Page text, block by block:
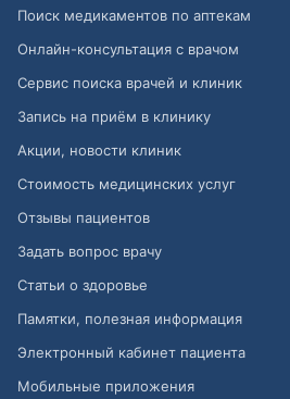
Поиск медикаментов по аптекам
Онлайн-консультация с врачом
Сервис поиска врачей и клиник
Запись на приём в клинику
Акции, новости клиник
Стоимость медицинских услуг
Отзывы пациентов
Задать вопрос врачу
Статьи о здоровье
Памятки, полезная информация
Электронный кабинет пациента
Мобильные приложения